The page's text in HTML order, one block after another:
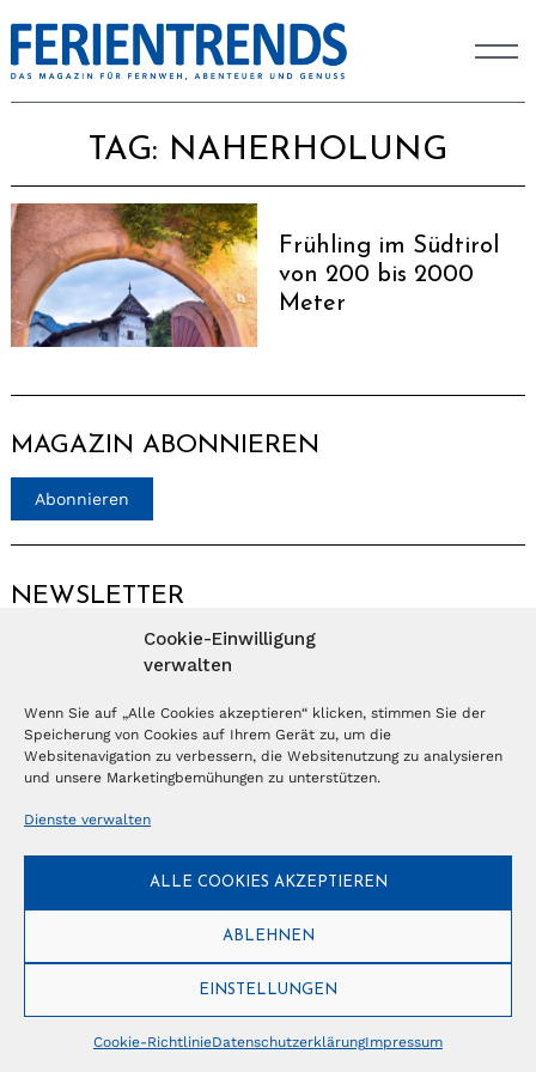
Cookie-Einwilligung
verwalten
Wenn Sie auf „Alle Cookies akzeptieren“ klicken, stimmen Sie der
Speicherung von Cookies auf Ihrem Gerät zu, um die
Websitenavigation zu verbessern, die Websitenutzung zu analysieren
und unsere Marketingbemühungen zu unterstützen.
Dienste verwalten
ALLE COOKIES AKZEPTIEREN
ABLEHNEN
EINSTELLUNGEN
Cookie-RichtlinieDatenschutzerklärungImpressum
TAG: NAHERHOLUNG
Frühling im Südtirol
von 200 bis 2000
Meter
MAGAZIN ABONNIEREN
Abonnieren
NEWSLETTER
© Copyright 2026 – Ferientrends // info@tlvg.ch// +41 31 300 30 85 //
Tourismus Lifestyle Verlag GmbH // Frohbergweg 1 - CH-3012 Bern //
Datenschutzerklärung//Impressum